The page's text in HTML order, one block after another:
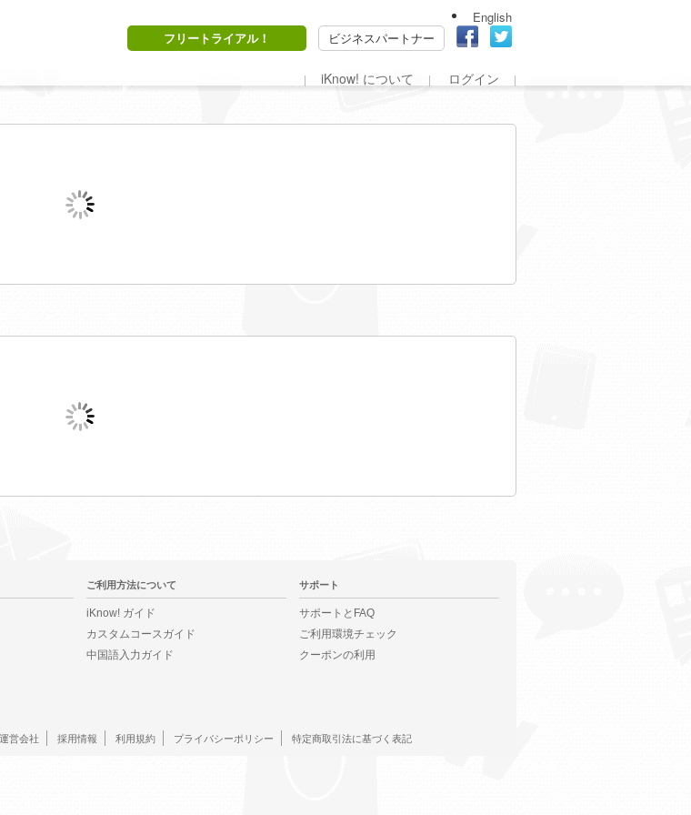
English
フリートライアル！
ビジネスパートナー
iKnow! について ログイン
ご利用方法について
iKnow! ガイド
カスタムコースガイド
中国語入力ガイド
サポート
サポートとFAQ
ご利用環境チェック
クーポンの利用
運営会社 採用情報 利用規約 プライバシーポリシー 特定商取引法に基づく表記